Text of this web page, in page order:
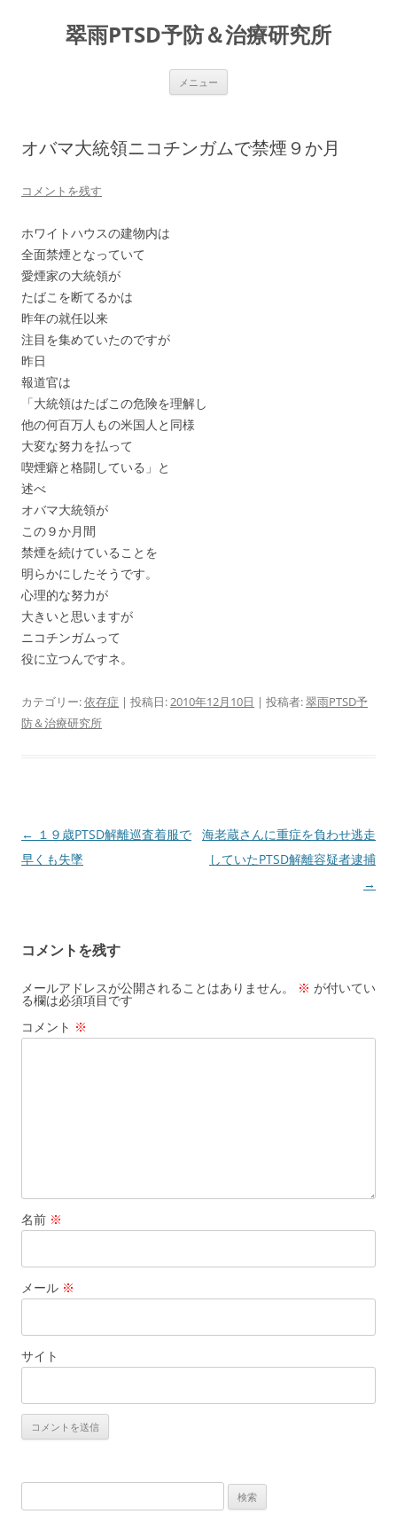
翠雨PTSD予防＆治療研究所
メニュー
オバマ大統領ニコチンガムで禁煙９か月
コメントを残す
ホワイトハウスの建物内は
全面禁煙となっていて
愛煙家の大統領が
たばこを断てるかは
昨年の就任以来
注目を集めていたのですが
昨日
報道官は
「大統領はたばこの危険を理解し
他の何百万人もの米国人と同様
大変な努力を払って
喫煙癖と格闘している」と
述べ
オバマ大統領が
この９か月間
禁煙を続けていることを
明らかにしたそうです。
心理的な努力が
大きいと思いますが
ニコチンガムって
役に立つんですネ。
カテゴリー:依存症 | 投稿日:2010年12月10日 | 投稿者:翠雨PTSD予
防＆治療研究所
投
稿
ー
シ
ョ
ン
← １９歳PTSD解離巡査着服で
早くも失墜
海老蔵さんに重症を負わせ逃走
していたPTSD解離容疑者逮捕
→
コメントを残す
メールアドレスが公開されることはありません。 ※ が付いてい
る欄は必須項目です
コメント ※
名前 ※
メール ※
サイト
索: